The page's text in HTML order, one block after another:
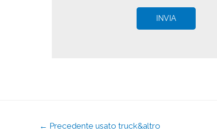
← Precedente usato truck&altro